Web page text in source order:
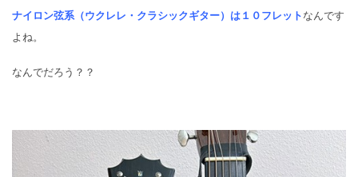
ナイロン弦系（ウクレレ・クラシックギター）は１０フレット なんです
よね。
なんでだろう？？